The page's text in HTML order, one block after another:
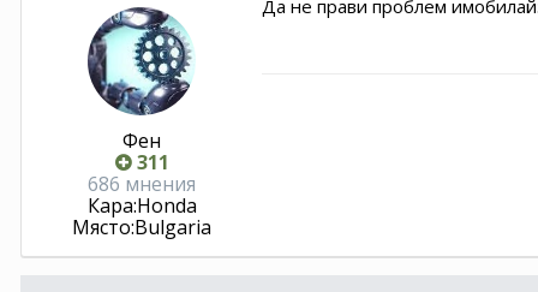
Фен
311
686 мнения
Кара:Honda
Място:Bulgaria
Да не прави проблем